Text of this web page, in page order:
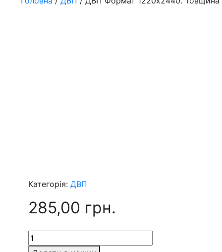
Категорія: ДВП
285,00 грн.
ДВП
Формат